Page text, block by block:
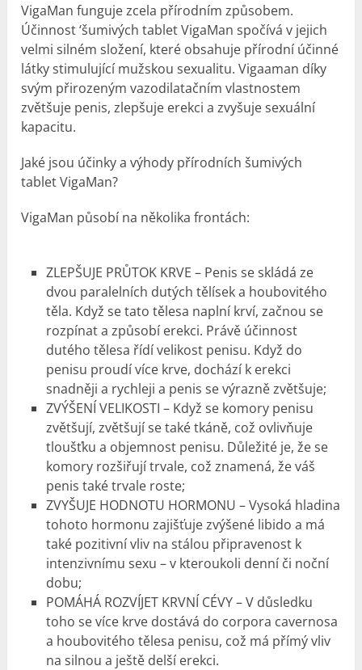
VigaMan funguje zcela přírodním způsobem.
Účinnost ‘šumivých tablet VigaMan spočívá v jejich
velmi silném složení, které obsahuje přírodní účinné
látky stimulující mužskou sexualitu. Vigaaman díky
svým přirozeným vazodilatačním vlastnostem
zvětšuje penis, zlepšuje erekci a zvyšuje sexuální
kapacitu.
Jaké jsou účinky a výhody přírodních šumivých
tablet VigaMan?
VigaMan působí na několika frontách:
ZLEPŠUJE PRŮTOK KRVE – Penis se skládá ze
dvou paralelních dutých tělísek a houbovitého
těla. Když se tato tělesa naplní krví, začnou se
rozpínat a způsobí erekci. Právě účinnost
dutého tělesa řídí velikost penisu. Když do
penisu proudí více krve, dochází k erekci
snadněji a rychleji a penis se výrazně zvětšuje;
ZVÝŠENÍ VELIKOSTI – Když se komory penisu
zvětšují, zvětšují se také tkáně, což ovlivňuje
tloušťku a objemnost penisu. Důležité je, že se
komory rozšiřují trvale, což znamená, že váš
penis také trvale roste;
ZVYŠUJE HODNOTU HORMONU – Vysoká hladina
tohoto hormonu zajišťuje zvýšené libido a má
také pozitivní vliv na stálou připravenost k
intenzivnímu sexu – v kteroukoli denní či noční
dobu;
POMÁHÁ ROZVÍJET KRVNÍ CÉVY – V důsledku
toho se více krve dostává do corpora cavernosa
a houbovitého tělesa penisu, což má přímý vliv
na silnou a ještě delší erekci.